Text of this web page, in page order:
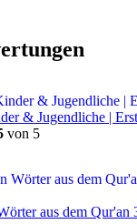
& Jugendliche |
von 5
aus dem